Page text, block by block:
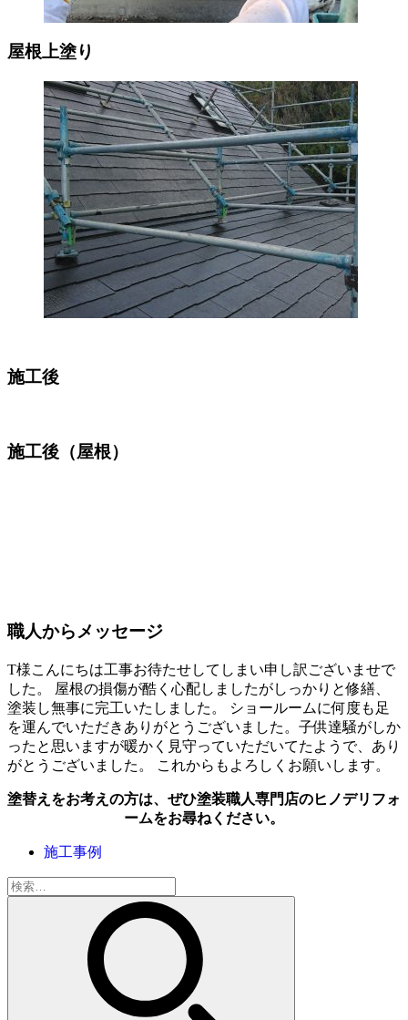
屋根上塗り
施工後
施工後（屋根）
職人からメッセージ
T様こんにちは工事お待たせしてしまい申し訳ございませで
した。 屋根の損傷が酷く心配しましたがしっかりと修繕、
塗装し無事に完工いたしました。 ショールームに何度も足
を運んでいただきありがとうございました。子供達騒がしか
ったと思いますが暖かく見守っていただいてたようで、あり
がとうございました。 これからもよろしくお願いします。
塗替えをお考えの方は、ぜひ塗装職人専門店のヒノデリフォ
ームをお尋ねください。
施工事例
検
索: